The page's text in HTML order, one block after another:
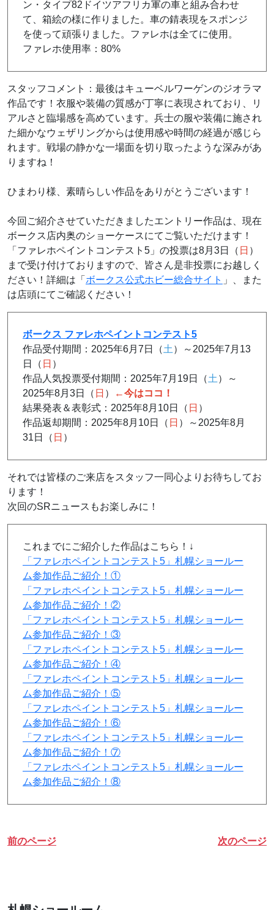
ン・タイプ82ドイツアフリカ軍の車と組み合わせ
て、箱絵の様に作りました。車の錆表現をスポンジ
を使って頑張りました。ファレホは全てに使用。
ファレホ使用率：80%
スタッフコメント：最後はキューベルワーゲンのジオラマ
作品です！ 衣服や装備の質感が丁寧に表現されており、リ
アルさと臨場感を高めています。兵士の服や装備に施され
た細かなウェザリングからは使用感や時間の経過が感じら
れます。 戦場の静かな一場面を切り取ったような深みがあ
りますね！
ひまわり様、素晴らしい作品をありがとうございます！
今回ご紹介させていただきましたエントリー作品は、現在
ボークス店内奥のショーケースにてご覧いただけます！
「ファレホペイントコンテスト5」の投票は8月3日（ 日 ）
まで受け付けてお りますので、皆さん是非投票にお越しく
ださい！詳細は「 ボークス公式ホビー総合サイト 」、また
は店頭にてご確認ください！
ボークス ファレホペイントコンテスト5
作品受付期間：2025年6月7日（土 ）～2025年7月13
日（ 日 ）
作品人気投票受付期間：2025年7月19日（土 ）～
2025年8月3日（ 日 ）
←今はココ！
結果発表＆表彰式：2025年8月10日（ 日 ）
作品返却期間：2025年8月10日（ 日 ）～2025年8月
31日（ 日 ）
それでは皆様のご来店をスタッフ一同心よりお待ちしてお
ります！
次回のSRニュースもお楽しみに！
これまでにご紹介した作品はこちら！↓
「ファレホペイントコンテスト5」札幌ショールー
ム参加作品ご紹介！①
「ファレホペイントコンテスト5」札幌ショールー
ム参加作品ご紹介！②
「ファレホペイントコンテスト5」札幌ショールー
ム参加作品ご紹介！③
「ファレホペイントコンテスト5」札幌ショールー
ム参加作品ご紹介！④
「ファレホペイントコンテスト5」札幌ショールー
ム参加作品ご紹介！⑤
「ファレホペイントコンテスト5」札幌ショールー
ム参加作品ご紹介！⑥
「ファレホペイントコンテスト5」札幌ショールー
ム参加作品ご紹介！⑦
「ファレホペイントコンテスト5」札幌ショールー
ム参加作品ご紹介！⑧
前のページ 次のページ